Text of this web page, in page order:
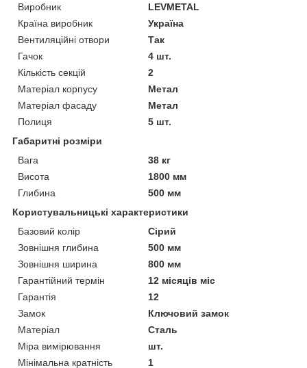
Виробник
LEVMETAL
Країна виробник
Україна
Вентиляційні отвори
Так
Гачок
4 шт.
Кількість секцій
2
Матеріал корпусу
Метал
Матеріал фасаду
Метал
Полиця
5 шт.
Габаритні розміри
Вага
38 кг
Висота
1800 мм
Глибина
500 мм
Користувальницькі характеристики
Базовий колір
Сірий
Зовнішня глибина
500 мм
Зовнішня ширина
800 мм
Гарантійний термін
12 місяців міс
Гарантія
12
Замок
Ключовий замок
Матеріал
Сталь
Міра вимірювання
шт.
Мінімальна кратність
1